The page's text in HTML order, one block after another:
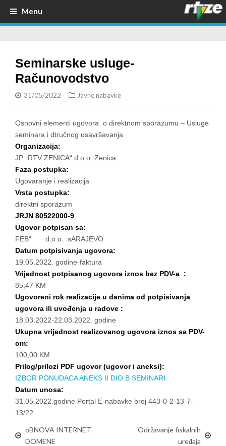
Menu
Seminarske usluge-
Računovodstvo
31/05/2022 Javne nabavke
Osnovni elementi ugovora o direktnom sporazumu – Usluge
seminara i dtručnog usavršavanja
Organizacija:
JP „RTV ZENICA“ d.o.o. Zenica
Faza postupka:
Ugovaranje i realizacija
Vrsta postupka:
direktni sporazum
JRJN 80522000-9
Ugovor potpisan sa:
FEB“ d.o.o. sARAJEVO
Datum potpisivanja ugovora:
19.05.2022. godine-faktura
Vrijednost potpisanog ugovora iznos bez PDV-a :
85,47 KM
Ugovoreni rok realizacije u danima od potpisivanja
ugovora ili uvođenja u radove :
18.03.2022-22.03.2022. godine
Ukupna vrijednost realizovanog ugovora iznos sa PDV-
om:
100,00 KM
Prilog/prilozi PDF ugovor (ugovor i aneksi):
IZBOR PONUDACA ANEKS II DIO B SEMINARI
Datum unosa:
31.05.2022.godine Portal E-nabavke broj 443-0-2-13-7-
13/22
oBNOVA INTERNET
DOMENE
Održavanje fiskalnih
uređaja